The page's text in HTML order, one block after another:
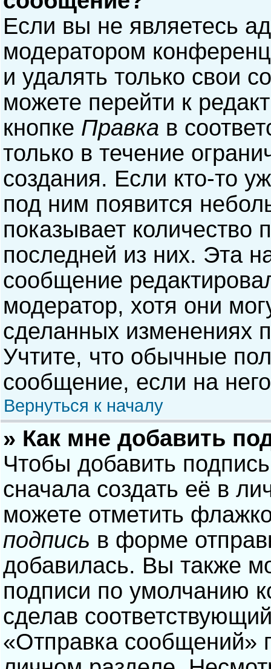
Если вы не являетесь
модератором
и удалять только свои
можете перейти к
кнопке Правка в
только в течение
создания. Если кто-то
под ним появится
показывает количество
последней из них. Эта
сообщение
модератор, хотя они
сделанных изменениях
Учтите, что обычные
сообщение, если на
Вернуться к началу
» Как мне добавить
Чтобы добавить
сначала создать её в
можете отметить
подпись в форме
добавилась. Вы также
подписи по умолчанию
сделав
«Отправка сообщений»